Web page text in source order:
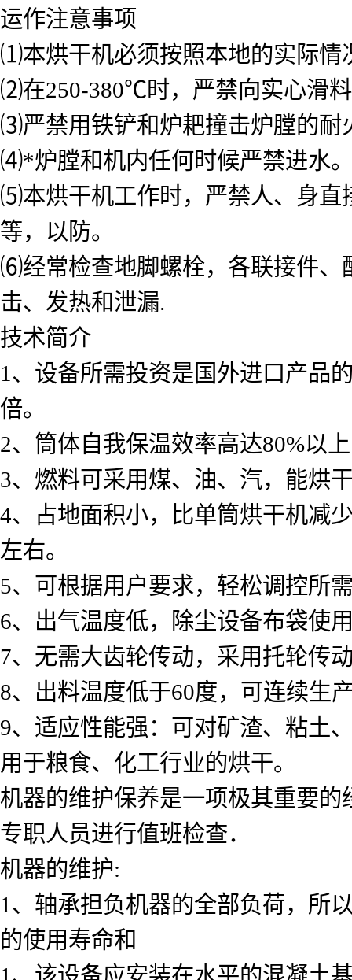
运作注意事项
⑴本烘干机必须按照本地的实际情
⑵在250-380℃时，严禁向实心滑
⑶严禁用铁铲和炉耙撞击炉膛的耐
⑷*炉膛和机内任何时候严禁进水
⑸本烘干机工作时，严禁人、身直
等，以防。
⑹经常检查地脚螺栓，各联接件、
击、发热和泄漏.
技术简介
1、设备所需投资是国外进口产品
倍。
2、筒体自我保温效率高达80%以
3、燃料可采用煤、油、汽，能烘
4、占地面积小，比单筒烘干机减
左右。
5、可根据用户要求，轻松调控所
6、出气温度低，除尘设备布袋使
7、无需大齿轮传动，采用托轮传
8、出料温度低于60度，可连续生
9、适应性能强：可对矿渣、粘土
用于粮食、化工行业的烘干。
机器的维护保养是一项极其重要
专职人员进行值班检查．
机器的维护:
1、轴承担负机器的全部负荷，所
的使用寿命和
1、该设备应安装在水平的混凝土